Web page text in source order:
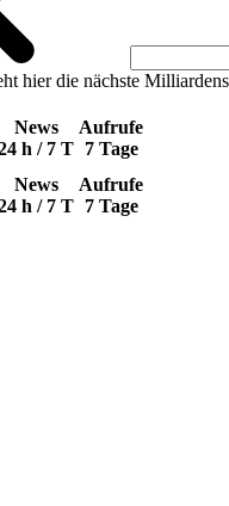
hier die nächste
News
h / 7 T
Aufrufe
7 Tage
News
h / 7 T
Aufrufe
7 Tage